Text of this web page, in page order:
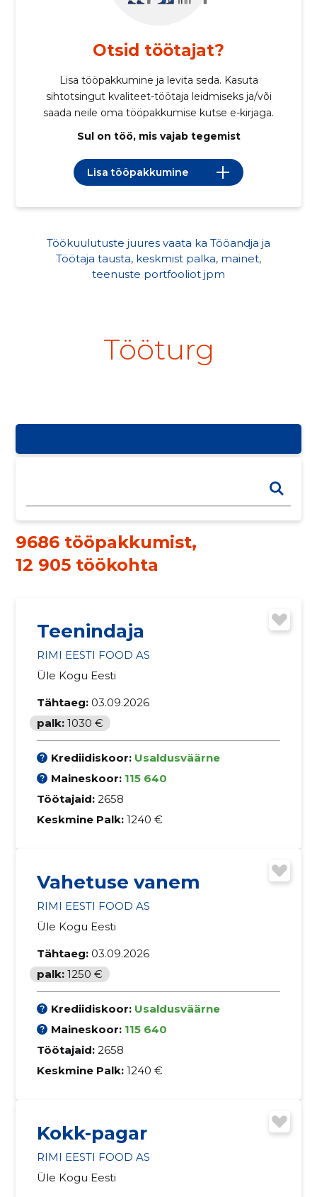
Otsid töötajat?
Lisa tööpakkumine ja levita seda. Kasuta
sihtotsingut kvaliteet-töötaja leidmiseks ja/või
saada neile oma tööpakkumise kutse e-kirjaga.
Sul on töö, mis vajab tegemist
Lisa tööpakkumine
Töökuulutuste juures vaata ka Tööandja ja
Töötaja tausta, keskmist palka, mainet,
teenuste portfooliot jpm
Tööturg
9686 tööpakkumist,
12 905 töökohta
Teenindaja
RIMI EESTI FOOD AS
Üle Kogu Eesti
Tähtaeg: 03.09.2026
palk: 1030 €
Krediidiskoor: Usaldusväärne
Maineskoor: 115 640
Töötajaid: 2658
Keskmine Palk: 1240 €
Vahetuse vanem
RIMI EESTI FOOD AS
Üle Kogu Eesti
Tähtaeg: 03.09.2026
palk: 1250 €
Krediidiskoor: Usaldusväärne
Maineskoor: 115 640
Töötajaid: 2658
Keskmine Palk: 1240 €
Kokk-pagar
RIMI EESTI FOOD AS
Üle Kogu Eesti